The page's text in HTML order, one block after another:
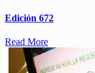
Edición 672
Read More